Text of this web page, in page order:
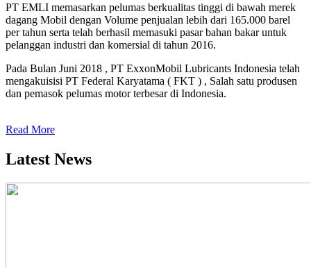
PT EMLI memasarkan pelumas berkualitas tinggi di bawah merek
dagang Mobil dengan Volume penjualan lebih dari 165.000 barel
per tahun serta telah berhasil memasuki pasar bahan bakar untuk
pelanggan industri dan komersial di tahun 2016.
Pada Bulan Juni 2018 , PT ExxonMobil Lubricants Indonesia telah
mengakuisisi PT Federal Karyatama ( FKT ) , Salah satu produsen
dan pemasok pelumas motor terbesar di Indonesia.
Read More
Latest News